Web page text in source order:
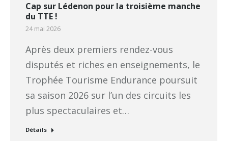
Cap sur Lédenon pour la troisième manche
du TTE !
24 mai 2026
Après deux premiers rendez-vous
disputés et riches en enseignements, le
Trophée Tourisme Endurance poursuit
sa saison 2026 sur l’un des circuits les
plus spectaculaires et…
Détails